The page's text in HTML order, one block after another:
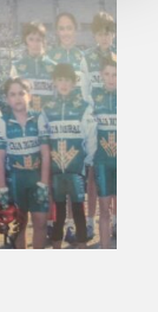
beste,
eta eduki
edukia
eta
zertarako
eta beren
Ikusi gure